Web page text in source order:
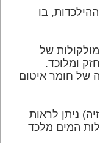
בו
של
ומלוכד.
של חומר איטום
ניתן לראות
המים מלכד